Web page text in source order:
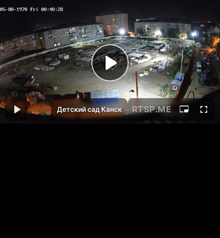
Детский сад Канск RTSP.ME